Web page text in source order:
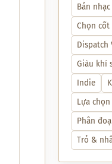
Bản nhạc
Chọn
Dispatch
Giàu khí
Indie
Lựa
Phân
Trỏ &